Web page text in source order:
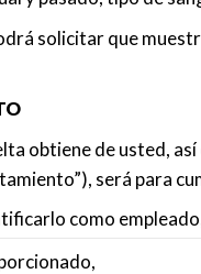
solicitar que
obtiene de usted,
será para
como